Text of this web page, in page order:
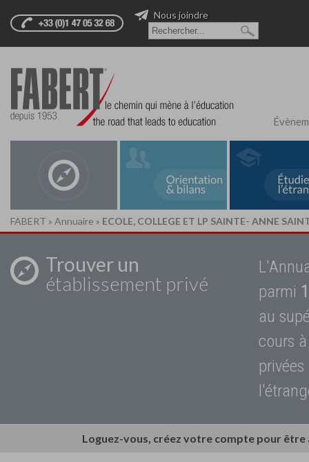
Nous joindre
FABERT » Annuaire » ECOLE, COLLEGE ET LP SAINTE- ANNE
Trouver un
établissement privé
parmi
au
cours
Loguez-vous, créez votre compte pour